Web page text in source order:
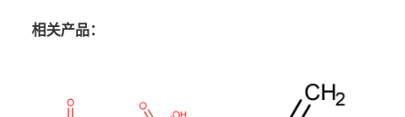
相关产品：